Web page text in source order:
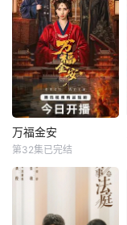
爱之旅。以青年心
动为主线、长辈陪
伴为辅线，纪实记
录约会相处点滴，
融合心动氛围感、
家庭温情与现实婚
恋视角，呈现兼具
浪漫与烟火气的双
向寻爱故
万福金安
吴曼思
皇后顾清遭害葬身
火海，魂穿为尚衣
万福金安
第32集已完结